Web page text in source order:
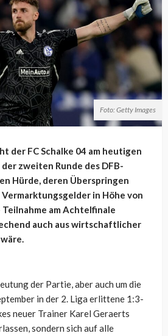
Foto: Getty Images
der FC Schalke 04 am heutigen
zweiten Runde des DFB-
Hürde, deren Überspringen
in Höhe von
am Achtelfinale
auch aus wirtschaftlicher
der Partie, aber auch um die
in der 2. Liga erlittene 1:3-
neuer Trainer Karel Geraerts
sondern sich auf alle